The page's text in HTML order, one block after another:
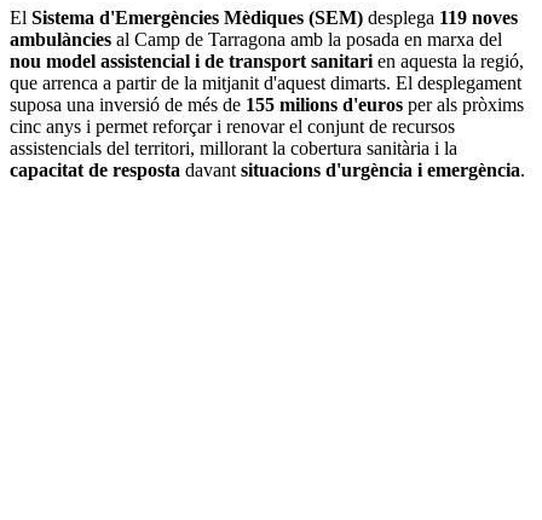
El Sistema d'Emergències Mèdiques (SEM) desplega 119 noves
ambulàncies al Camp de Tarragona amb la posada en marxa del
nou model assistencial i de transport sanitari en aquesta la regió,
que arrenca a partir de la mitjanit d'aquest dimarts. El desplegament
suposa una inversió de més de 155 milions d'euros per als pròxims
cinc anys i permet reforçar i renovar el conjunt de recursos
assistencials del territori, millorant la cobertura sanitària i la
capacitat de resposta davant situacions d'urgència i emergència.